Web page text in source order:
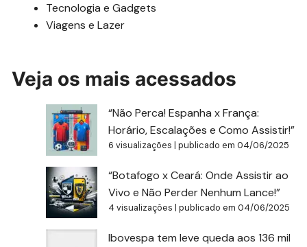
Tecnologia e Gadgets
Viagens e Lazer
Veja os mais acessados
“Não Perca! Espanha x França:
Horário, Escalações e Como Assistir!”
6 visualizações |publicado em 04/06/2025
“Botafogo x Ceará: Onde Assistir ao
Vivo e Não Perder Nenhum Lance!”
4 visualizações |publicado em 04/06/2025
Ibovespa tem leve queda aos 136 mil